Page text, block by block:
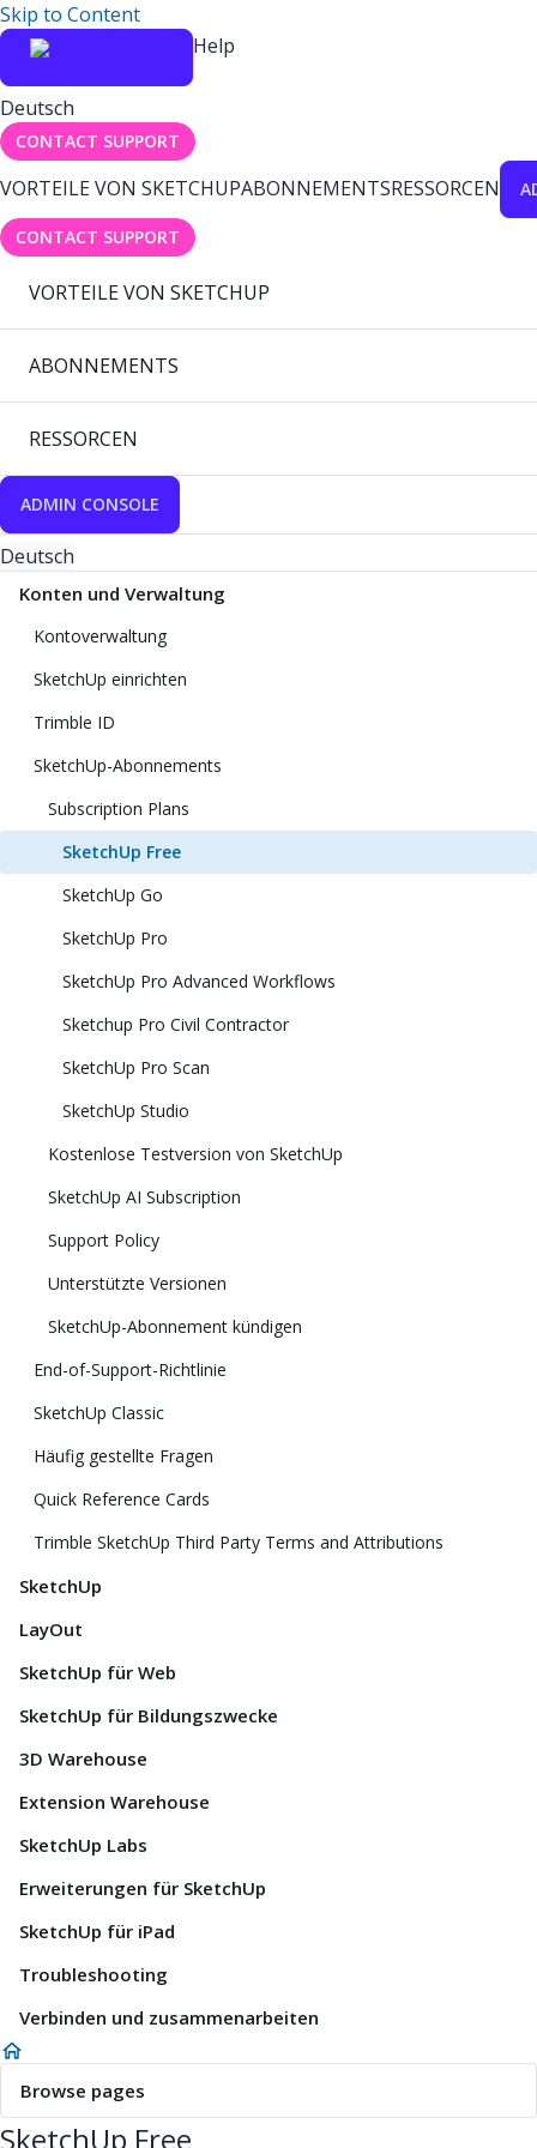
Skip to Content
Help
Deutsch
CONTACT SUPPORT
VORTEILE VON SKETCHUPABONNEMENTSRESSORCEN
CONTACT SUPPORT
VORTEILE VON SKETCHUP
ABONNEMENTS
RESSORCEN
ADMIN CONSOLE
Deutsch
Konten und Verwaltung
Kontoverwaltung
SketchUp einrichten
Trimble ID
SketchUp-Abonnements
Subscription Plans
SketchUp Free
SketchUp Go
SketchUp Pro
SketchUp Pro Advanced Workflows
Sketchup Pro Civil Contractor
SketchUp Pro Scan
SketchUp Studio
Kostenlose Testversion von SketchUp
SketchUp AI Subscription
Support Policy
Unterstützte Versionen
SketchUp-Abonnement kündigen
End-of-Support-Richtlinie
SketchUp Classic
Häufig gestellte Fragen
Quick Reference Cards
Trimble SketchUp Third Party Terms and Attributions
SketchUp
LayOut
SketchUp für Web
SketchUp für Bildungszwecke
3D Warehouse
Extension Warehouse
SketchUp Labs
Erweiterungen für SketchUp
SketchUp für iPad
Troubleshooting
Verbinden und zusammenarbeiten
Browse pages
SketchUp Free